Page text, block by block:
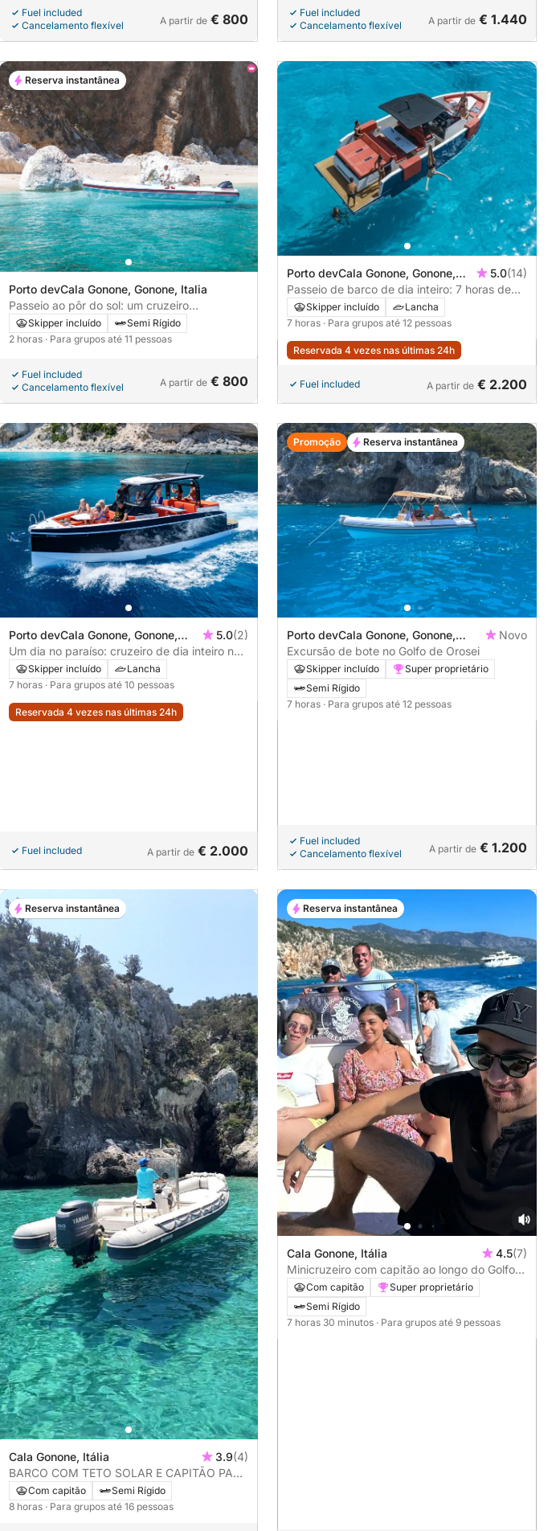
Fuel included
Cancelamento flexível
A partir de € 800
Fuel included
Cancelamento flexível
A partir de € 1.440
Porto devCala Gonone, Gonone, Italia
Passeio ao pôr do sol: um cruzeiro
panorâmico ao longo do Golfo de Orosei
Skipper incluído
Semi Rígido
2 horas · Para grupos até 11 pessoas
Fuel included
Cancelamento flexível
A partir de € 800
Reserva instantânea
Porto devCala Gonone, Gonone,
Italia
5.0(14)
Passeio de barco de dia inteiro: 7 horas de
pura felicidade no Golfo de Orosei (D34)
Skipper incluído
Lancha
7 horas · Para grupos até 12 pessoas
Reservada 4 vezes nas últimas 24h
Fuel included A partir de € 2.200
Porto devCala Gonone, Gonone,
Italia
5.0(2)
Um dia no paraíso: cruzeiro de dia inteiro no
Golfo de Orosei (D29)
Skipper incluído
Lancha
7 horas · Para grupos até 10 pessoas
Reservada 4 vezes nas últimas 24h
Fuel included A partir de € 2.000
Porto devCala Gonone, Gonone,
Italia
Novo
Excursão de bote no Golfo de Orosei
Skipper incluído
Super proprietário
Semi Rígido
7 horas · Para grupos até 12 pessoas
Fuel included
Cancelamento flexível
A partir de € 1.200
Promoção Reserva instantânea
Cala Gonone, Itália 3.9(4)
BARCO COM TETO SOLAR E CAPITÃO PARA
VISITAR GOLFO DI OROSEI
Com capitão
Semi Rígido
8 horas · Para grupos até 16 pessoas
Reserva instantânea
Cala Gonone, Itália 4.5(7)
Minicruzeiro com capitão ao longo do Golfo
de Orosei
Com capitão
Super proprietário
Semi Rígido
7 horas 30 minutos · Para grupos até 9 pessoas
Reserva instantânea